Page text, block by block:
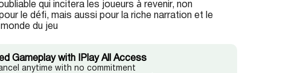
Gameplay with IPlay All Access
anytime with no commitment
qui incitera les joueurs à revenir, non
le défi, mais aussi pour la riche narration et le
du jeu